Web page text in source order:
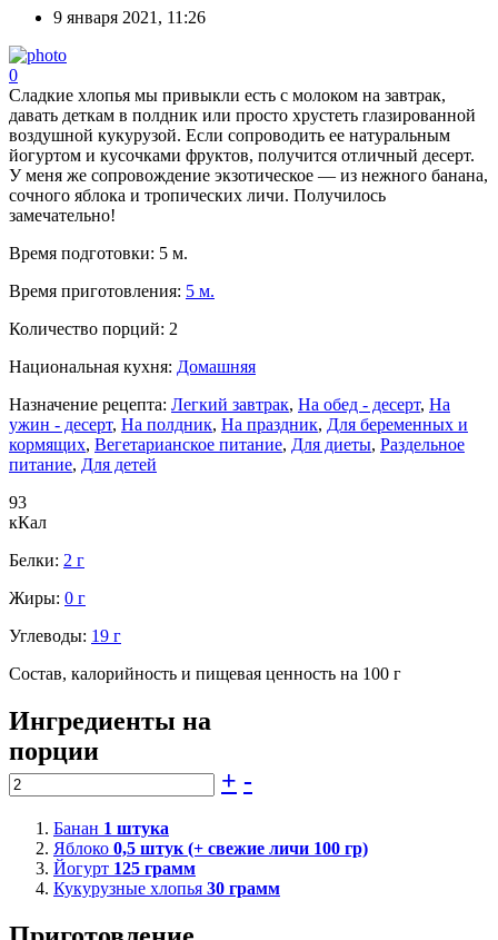
9 января 2021, 11:26
0
Сладкие хлопья мы привыкли есть с молоком на завтрак,
давать деткам в полдник или просто хрустеть глазированной
воздушной кукурузой. Если сопроводить ее натуральным
йогуртом и кусочками фруктов, получится отличный десерт.
У меня же сопровождение экзотическое — из нежного банана,
сочного яблока и тропических личи. Получилось
замечательно!
Время подготовки: 5 м.
Время приготовления: 5 м.
Количество порций: 2
Национальная кухня: Домашняя
Назначение рецепта: Легкий завтрак, На обед - десерт, На
ужин - десерт, На полдник, На праздник, Для беременных и
кормящих, Вегетарианское питание, Для диеты, Раздельное
питание, Для детей
93
кКал
Белки: 2 г
Жиры: 0 г
Углеводы: 19 г
Состав, калорийность и пищевая ценность на 100 г
Ингредиенты на
порции
+ -
Банан 1 штука
Яблоко 0,5 штук (+ свежие личи 100 гр)
Йогурт 125 грамм
Кукурузные хлопья 30 грамм